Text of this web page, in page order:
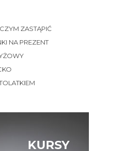
ZASTĄPIĆ
NA PREZENT
KURSY